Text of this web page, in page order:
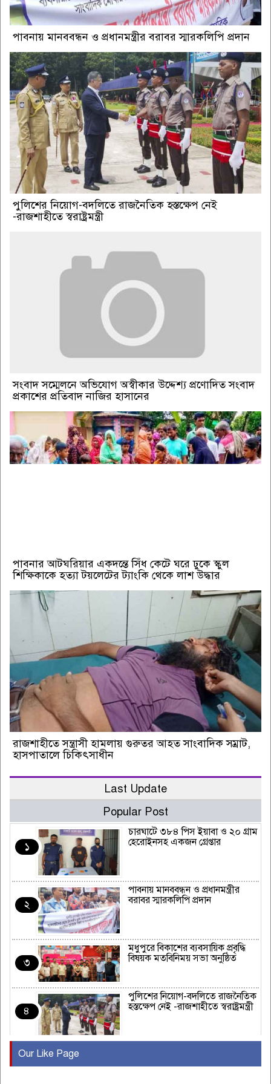
পাবনায় মানববন্ধন ও প্রধানমন্ত্রীর বরাবর স্মারকলিপি প্রদান
পুলিশের নিয়োগ-বদলিতে রাজনৈতিক হস্তক্ষেপ নেই
-রাজশাহীতে স্বরাষ্ট্রমন্ত্রী
সংবাদ সম্মেলনে অভিযোগ অস্বীকার উদ্দেশ্য প্রণোদিত সংবাদ
প্রকাশের প্রতিবাদ নাজির হাসানের
পাবনার আটঘরিয়ার একদন্তে সিঁধ কেটে ঘরে ঢুকে স্কুল
শিক্ষিকাকে হত্যা টয়লেটের ট্যাংকি থেকে লাশ উদ্ধার
রাজশাহীতে সন্ত্রাসী হামলায় গুরুতর আহত সাংবাদিক সম্রাট,
হাসপাতালে চিকিৎসাধীন
Last Update
Popular Post
১
চারঘাটে ৩৮৪ পিস ইয়াবা ও ২০ গ্রাম
হেরোইনসহ একজন গ্রেপ্তার
২
পাবনায় মানববন্ধন ও প্রধানমন্ত্রীর
বরাবর স্মারকলিপি প্রদান
৩
মধুপুরে বিকাশের ব্যবসায়িক প্রবৃদ্ধি
বিষয়ক মতবিনিময় সভা অনুষ্ঠিত
৪
পুলিশের নিয়োগ-বদলিতে রাজনৈতিক
হস্তক্ষেপ নেই -রাজশাহীতে স্বরাষ্ট্রমন্ত্রী
৫
বছর পূর্তি উদযাপন
Our Like Page